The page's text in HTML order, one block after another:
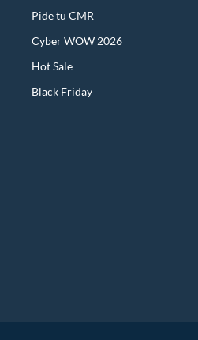
Pide tu CMR
Cyber WOW 2026
Hot Sale
Black Friday